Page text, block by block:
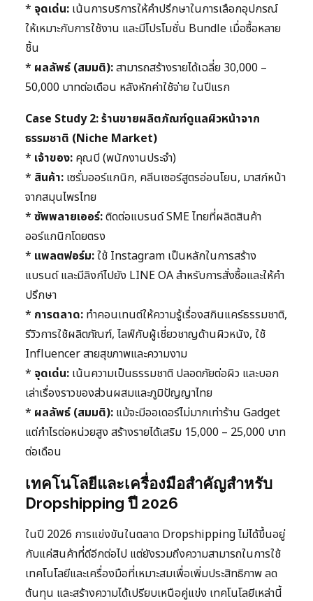
* จุดเด่น: เน้นการบริการให้คำปรึกษาในการเลือกอุปกรณ์
ให้เหมาะกับการใช้งาน และมีโปรโมชั่น Bundle เมื่อซื้อหลาย
ชิ้น
* ผลลัพธ์ (สมมติ):สามารถสร้างรายได้เฉลี่ย 30,000 –
50,000 บาทต่อเดือน หลังหักค่าใช้จ่าย ในปีแรก
Case Study 2: ร้านขายผลิตภัณฑ์ดูแลผิวหน้าจาก
ธรรมชาติ (Niche Market)
* เจ้าของ: คุณบี (พนักงานประจำ)
* สินค้า: เซรั่มออร์แกนิก, คลีนเซอร์สูตรอ่อนโยน, มาสก์หน้า
จากสมุนไพรไทย
* ซัพพลายเออร์:ติดต่อแบรนด์ SME ไทยที่ผลิตสินค้า
ออร์แกนิกโดยตรง
* แพลตฟอร์ม:ใช้ Instagram เป็นหลักในการสร้าง
แบรนด์ และมีลิงก์ไปยัง LINE OA สำหรับการสั่งซื้อและให้คำ
ปรึกษา
* การตลาด: ทำคอนเทนต์ให้ความรู้เรื่องสกินแคร์ธรรมชาติ,
รีวิวการใช้ผลิตภัณฑ์, ไลฟ์กับผู้เชี่ยวชาญด้านผิวหนัง, ใช้
Influencer สายสุขภาพและความงาม
* จุดเด่น: เน้นความเป็นธรรมชาติ ปลอดภัยต่อผิว และบอก
เล่าเรื่องราวของส่วนผสมและภูมิปัญญาไทย
* ผลลัพธ์ (สมมติ): แม้จะมีออเดอร์ไม่มากเท่าร้าน Gadget
แต่กำไรต่อหน่วยสูง สร้างรายได้เสริม 15,000 – 25,000 บาท
ต่อเดือน
เทคโนโลยีและเครื่องมือสำคัญสำหรับ
Dropshipping ปี 2026
ในปี 2026 การแข่งขันในตลาด Dropshipping ไม่ได้ขึ้นอยู่
กับแค่สินค้าที่ดีอีกต่อไป แต่ยังรวมถึงความสามารถในการใช้
เทคโนโลยีและเครื่องมือที่เหมาะสมเพื่อเพิ่มประสิทธิภาพ ลด
ต้นทุน และสร้างความได้เปรียบเหนือคู่แข่ง เทคโนโลยีเหล่านี้